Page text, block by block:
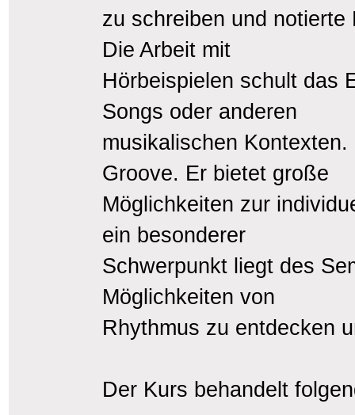
zu schreiben und
Die Arbeit mit
Hörbeispielen schult das
Songs oder anderen
musikalischen
Groove. Er bietet große
Möglichkeiten zur
ein besonderer
Schwerpunkt liegt des
Möglichkeiten von
Rhythmus zu entdecken
Der Kurs behandelt